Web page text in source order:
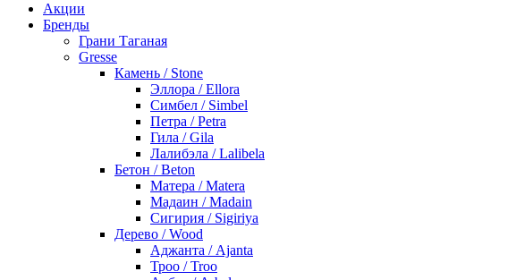
Акции
Бренды
Грани Таганая
Gresse
Камень / Stone
Эллора / Ellora
Симбел / Simbel
Петра / Petra
Гила / Gila
Лалибэла / Lalibela
Бетон / Beton
Матера / Matera
Мадаин / Madain
Сигирия / Sigiriya
Дерево / Wood
Аджанта / Ajanta
Троо / Troo